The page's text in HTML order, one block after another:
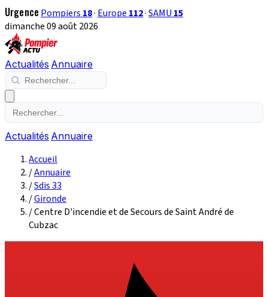
Urgence Pompiers 18· Europe 112·SAMU 15
dimanche 09 août 2026
Actualités Annuaire
Actualités Annuaire
Accueil
/Annuaire
/Sdis 33
/Gironde
/Centre D'incendie et de Secours de Saint André de
Cubzac